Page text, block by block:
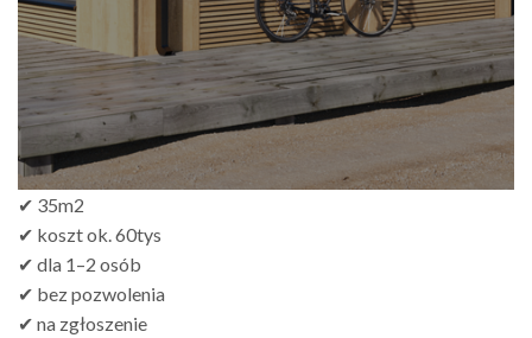
✔ 35m2
✔ koszt ok. 60tys
✔ dla 1–2 osób
✔ bez pozwolenia
✔ na zgłoszenie